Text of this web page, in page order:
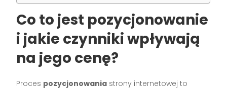
Co to jest pozycjonowanie
i jakie czynniki wpływają
na jego cenę?
Proces pozycjonowania strony internetowej to